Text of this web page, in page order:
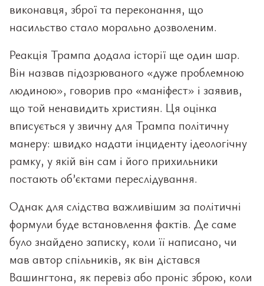
виконавця, зброї та переконання, що
насильство стало морально дозволеним.
Реакція Трампа додала історії ще один шар.
Він назвав підозрюваного «дуже проблемною
людиною», говорив про «маніфест» і заявив,
що той ненавидить християн. Ця оцінка
вписується у звичну для Трампа політичну
манеру: швидко надати інциденту ідеологічну
рамку, у якій він сам і його прихильники
постають об’єктами переслідування.
Однак для слідства важливішим за політичні
формули буде встановлення фактів. Де саме
було знайдено записку, коли її написано, чи
мав автор спільників, як він дістався
Вашингтона, як перевіз або проніс зброю, коли